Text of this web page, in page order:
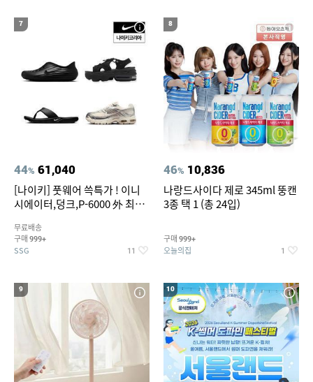
7
44% 61,040
[나이키] 풋웨어 쓱특가 ! 이니
시에이터,덩크,P-6000 外 최대
무료배송
구매 999+
SSG 11
8
46% 10,836
나랑드사이다 제로 345ml 뚱캔
3종 택 1 (총 24입)
구매 999+
오늘의집 1
9 10